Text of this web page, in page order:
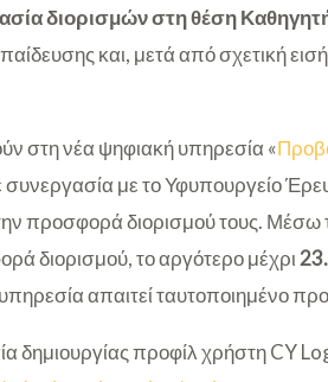
διορισμών στη θέση
και, μετά από σχετική
στη νέα ψηφιακή υπηρεσία «
συνεργασία με το Υφυπουργείο
προσφορά διορισμού τους. Μέσω
διορισμού, το αργότερο μέχρι
απαιτεί ταυτοποιημένο
δημιουργίας προφίλ χρήστη CY